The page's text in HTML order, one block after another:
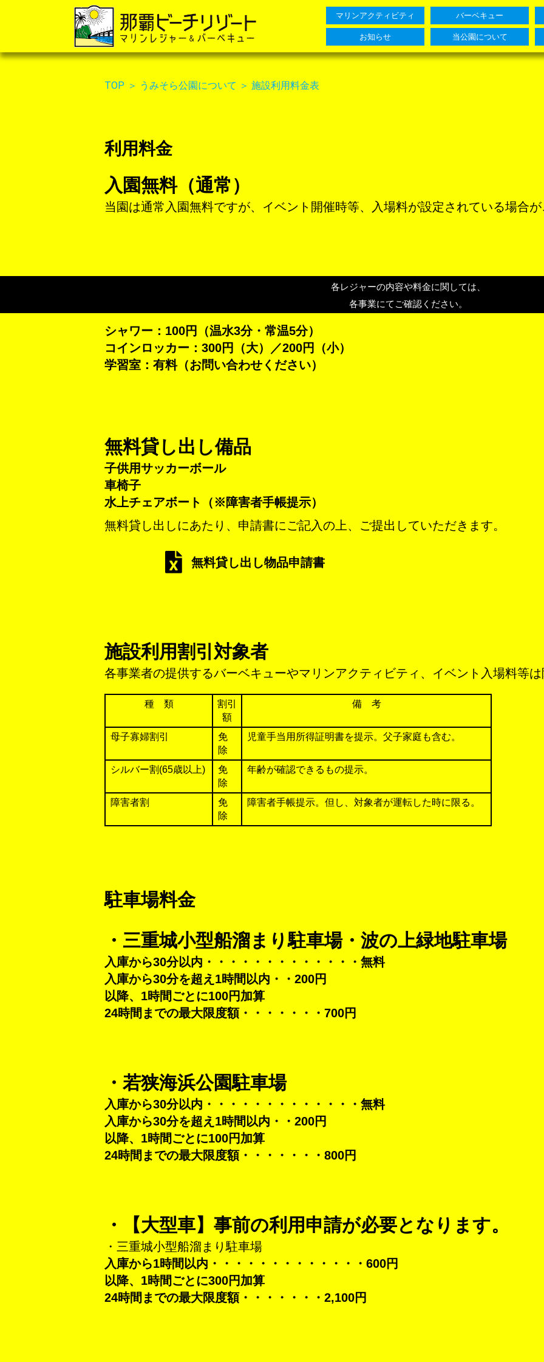
バーベキュー
マリンアクティビティ
お知らせ 当公園について
TOP ＞ うみそら公園について ＞ 施設利用料金表
利用料金
入園無料（通常）
当園は通常入園無料ですが、イベント開催時等、入場料が設定されている場合
各レジャーの内容や料金に関しては、
各事業にてご確認ください。
シャワー：100円（温水3分・常温5分）
コインロッカー：300円（大）／200円（小）
学習室：有料（お問い合わせください）
無料貸し出し備品
子供用サッカーボール
車椅子
水上チェアボート（※障害者手帳提示）
無料貸し出しにあたり、申請書にご記入の上、ご提出していただきます。
無料貸し出し物品申請書
施設利用割引対象者
各事業者の提供するバーベキューやマリンアクティビティ、イベント入場料等
種 類
割引
額
備 考
母子寡婦割引
免
除
児童手当用所得証明書を提示。父子家庭も含む。
シルバー割(65歳以上)
免
除
年齢が確認できるもの提示。
障害者割
免
除
障害者手帳提示。但し、対象者が運転した時に限る。
駐車場料金
・三重城小型船溜まり駐車場・波の上緑地駐車場
入庫から30分以内・・・・・・・・・・・・・無料
入庫から30分を超え1時間以内・・200円
以降、1時間ごとに100円加算
24時間までの最大限度額・・・・・・・700円
・若狭海浜公園駐車場
入庫から30分以内・・・・・・・・・・・・・無料
入庫から30分を超え1時間以内・・200円
以降、1時間ごとに100円加算
24時間までの最大限度額・・・・・・・800円
・【大型車】事前の利用申請が必要となります。
・三重城小型船溜まり駐車場
入庫から1時間以内・・・・・・・・・・・・・600円
以降、1時間ごとに300円加算
24時間までの最大限度額・・・・・・・2,100円